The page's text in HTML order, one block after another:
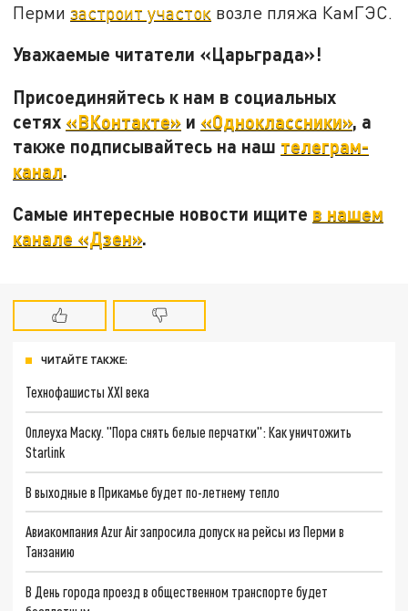
Перми застроит участок возле пляжа КамГЭС.
Уважаемые читатели «Царьграда»!
Присоединяйтесь к нам в социальных
сетях «ВКонтакте» и «Одноклассники», а
также подписывайтесь на наш телеграм-
канал.
Самые интересные новости ищите в нашем
канале «Дзен».
ЧИТАЙТЕ ТАКЖЕ:
Технофашисты XXI века
Оплеуха Маску. "Пора снять белые перчатки": Как уничтожить
Starlink
В выходные в Прикамье будет по-летнему тепло
Авиакомпания Azur Air запросила допуск на рейсы из Перми в
Танзанию
В День города проезд в общественном транспорте будет